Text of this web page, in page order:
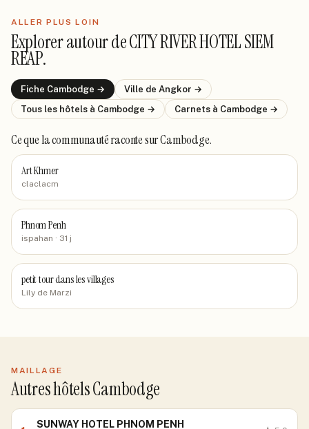
ALLER PLUS LOIN
Explorer autour deCITY RIVER HOTEL SIEM
REAP.
Fiche Cambodge → Ville de Angkor →
Tous les hôtels à Cambodge → Carnets à Cambodge →
Ce que la communauté racontesur Cambodge.
Art Khmer
claclacm
Phnom Penh
ispahan · 31 j
petit tour dans les villages
Lily de Marzi
MAILLAGE
Autres hôtels Cambodge
SUNWAY HOTEL PHNOM PENH